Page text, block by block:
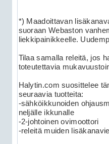
*) Maadoittavan
suoraan Webaston
liekkipainikkeelle.
Tilaa samalla releitä, jos
toteutettavia
Halytin.com suosittelee
seuraavia tuotteita:
-sähköikkunoiden
neljälle ikkunalle
-2-johtoinen ovimoottori
-releitä muiden